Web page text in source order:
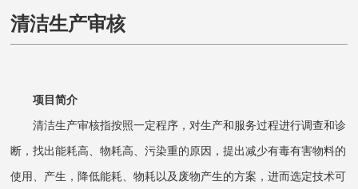
清洁生产审核
项目简介
清洁生产审核指按照一定程序，对生产和服务过程进行调查和诊
断，找出能耗高、物耗高、污染重的原因，提出减少有毒有害物料的
使用、产生，降低能耗、物耗以及废物产生的方案，进而选定技术可